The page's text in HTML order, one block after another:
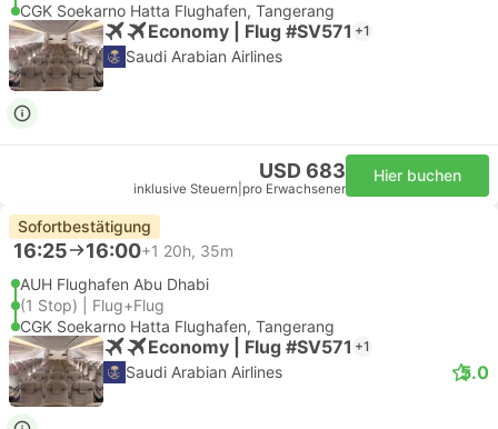
CGK Soekarno Hatta Flughafen, Tangerang
Economy | Flug #SV571 +1
Saudi Arabian Airlines
USD 683
inklusive Steuern pro Erwachsener
Hier buchen
Sofortbestätigung
16:25 16:00+1 20h, 35m
AUH Flughafen Abu Dhabi
(1 Stop) | Flug+Flug
CGK Soekarno Hatta Flughafen, Tangerang
Economy | Flug #SV571 +1
Saudi Arabian Airlines 5.0